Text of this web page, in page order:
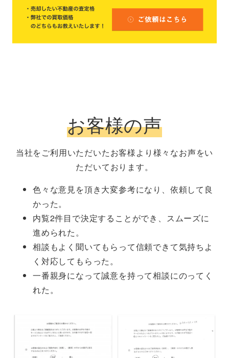
お客様の声
当社をご利用いただいたお客様より様々なお声をい
ただいております。
色々な意見を頂き大変参考になり、依頼して良
かった。
内覧2件目で決定することができ、スムーズに
進められた。
相談もよく聞いてもらって信頼できて気持ちよ
く対応してもらった。
一番親身になって誠意を持って相談にのってく
れた。